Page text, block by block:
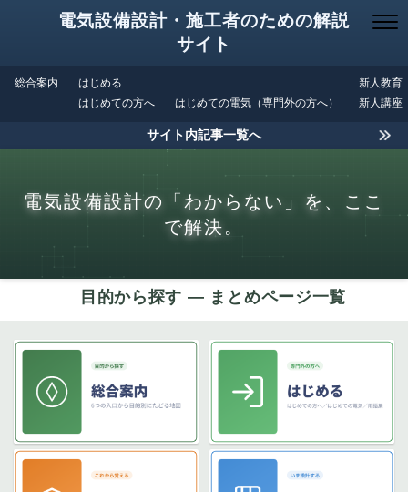
電気設備設計・施工者のための解説
サイト
総合案内
はじめる
はじめての方へ
はじめての電気（専門外の方へ）
新人教育
新人講座
サイト内記事一覧へ
電気設備設計の「わからない」を、ここ
で解決。